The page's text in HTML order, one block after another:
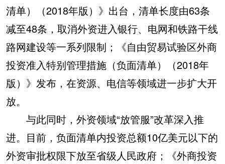
清单）（2018年版）》出台，清单长度由63条
减至48条，取消外资进入银行、电网和铁路干线
路网建设等一系列限制；《自由贸易试验区外商
投资准入特别管理措施（负面清单）（2018年
版）》发布，在资源、电信等领域进一步扩大开
放。
与此同时，外资领域“放管服”改革深入推
进。目前，负面清单内投资总额10亿美元以下的
外资审批权限下放至省级人民政府；《外商投资